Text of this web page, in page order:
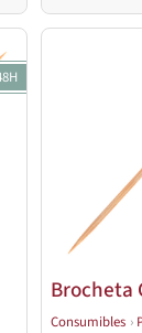
Brocheta
Consumibles ›